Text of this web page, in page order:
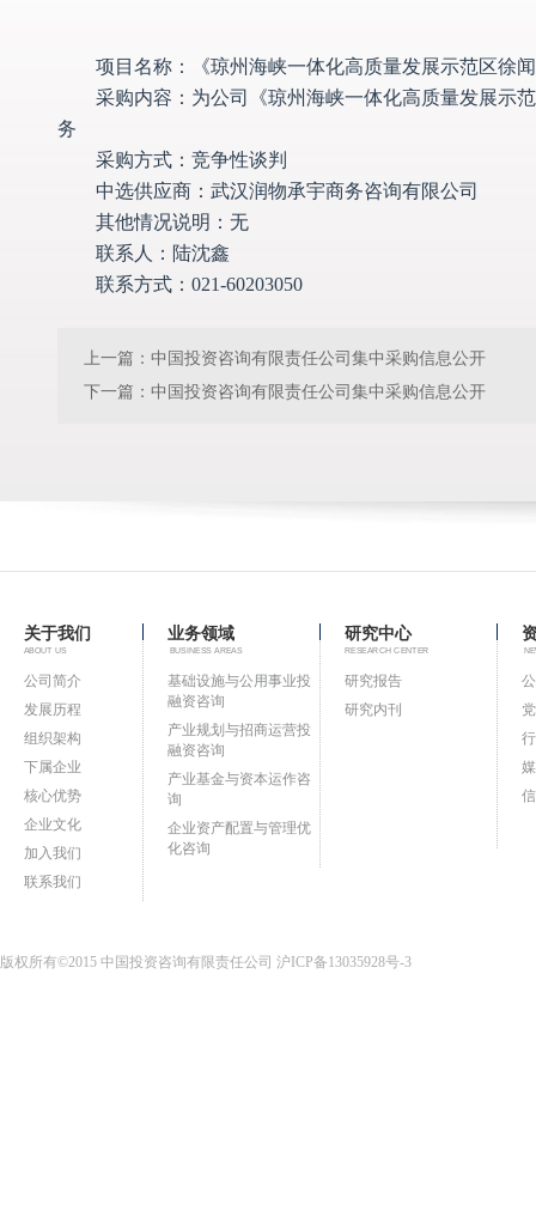
项目名称：《琼州海峡一体化高质量发展示范区徐
采购内容：为公司《琼州海峡一体化高质量发展示
务
采购方式：竞争性谈判
中选供应商： 武汉润物承宇商务咨询有限公司
其他情况说明：无
联系人：陆沈鑫
联系方式：021-60203050
上一篇： 中国投资咨询有限责任公司集中采购信息公开
下一篇： 中国投资咨询有限责任公司集中采购信息公开
关于我们
ABOUT US
公司简介
发展历程
组织架构
下属企业
核心优势
企业文化
加入我们
联系我们
业务领域
BUSINESS AREAS
基础设施与公用事业投
融资咨询
产业规划与招商运营投
融资咨询
产业基金与资本运作咨
询
企业资产配置与管理优
化咨询
研究中心
RESEARCH CENTER
研究报告
研究内刊
版权所有©2015 中国投资咨询有限责任公司 沪ICP备13035928号-3